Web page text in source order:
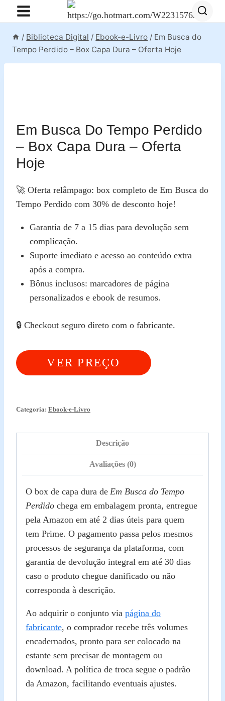
Pular
para
Conteúdo
/ Biblioteca Digital / Ebook-e-Livro / Em Busca do
Tempo Perdido – Box Capa Dura – Oferta Hoje
Em Busca Do Tempo Perdido
– Box Capa Dura – Oferta
Hoje
🚀 Oferta relâmpago: box completo de Em Busca do
Tempo Perdido com 30% de desconto hoje!
Garantia de 7 a 15 dias para devolução sem
complicação.
Suporte imediato e acesso ao conteúdo extra
após a compra.
Bônus inclusos: marcadores de página
personalizados e ebook de resumos.
🔒 Checkout seguro direto com o fabricante.
VER PREÇO
Categoria: Ebook-e-Livro
Descrição
Avaliações (0)
O box de capa dura de Em Busca do Tempo
Perdido chega em embalagem pronta, entregue
pela Amazon em até 2 dias úteis para quem
tem Prime. O pagamento passa pelos mesmos
processos de segurança da plataforma, com
garantia de devolução integral em até 30 dias
caso o produto chegue danificado ou não
corresponda à descrição.
Ao adquirir o conjunto via página do
fabricante, o comprador recebe três volumes
encadernados, pronto para ser colocado na
estante sem precisar de montagem ou
download. A política de troca segue o padrão
da Amazon, facilitando eventuais ajustes.